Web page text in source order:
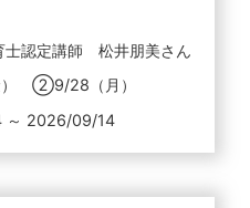
士認定講師 松井朋美さん
②9/28（月）
～ 2026/09/14